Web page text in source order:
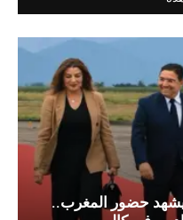
يشهد حضور المغرب..